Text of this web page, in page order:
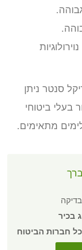
סנטר ניתן
בעלי ביטוחי
מתאימים.
בכיר
חברות הביטוח